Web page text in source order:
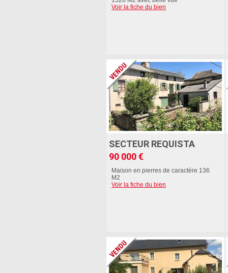
Voir la fiche du bien
SECTEUR REQUISTA
90 000 €
Maison en pierres de caractère 136
M2
Voir la fiche du bien